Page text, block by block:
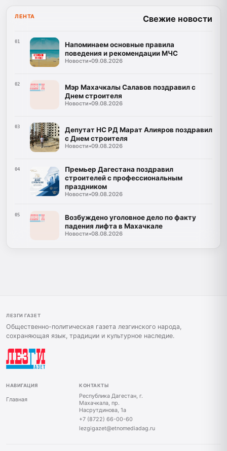
ЛЕНТА Свежие новости
01
Напоминаем основные правила
поведения и рекомендации МЧС
Новости•09.08.2026
02
Мэр Махачкалы Салавов поздравил с
Днем строителя
Новости•09.08.2026
03
Депутат НС РД Марат Алияров поздравил
с Днем строителя
Новости•09.08.2026
04
Премьер Дагестана поздравил
строителей с профессиональным
праздником
Новости•09.08.2026
05
Возбуждено уголовное дело по факту
падения лифта в Махачкале
Новости•08.08.2026
ЛЕЗГИ ГАЗЕТ
Общественно-политическая газета лезгинского народа,
сохраняющая язык, традиции и культурное наследие.
НАВИГАЦИЯ
Главная
КОНТАКТЫ
Республика Дагестан, г.
Махачкала, пр.
Насрутдинова, 1а
+7 (8722) 66-00-60
lezgigazet@etnomediadag.ru